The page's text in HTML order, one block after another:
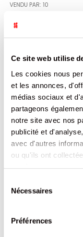
Ce site web utilise
Les cookies nous
et les annonces,
médias sociaux et
partageons
notre site avec nos
publicité et
avec d'autres
ou qu'ils ont
Nécessaires
Préférences
VENDU PAR: 10
Préparation
naturel de menthe.
DOCUMENTATION
PRODUITS QUI
INTERESSER